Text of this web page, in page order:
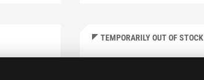
TEMPORARILY OUT OF STOCK